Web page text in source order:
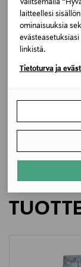
Valitsemalla
laitteellesi
ominaisuuksia
linkistä.
Tietoturva ja
Valmistusmaa
Egypti
Valmistajan
Valmistaja
Holy-Allee 3,
ETUKUPONKITUOTE
Original Price
114,95 €
LISÄÄ